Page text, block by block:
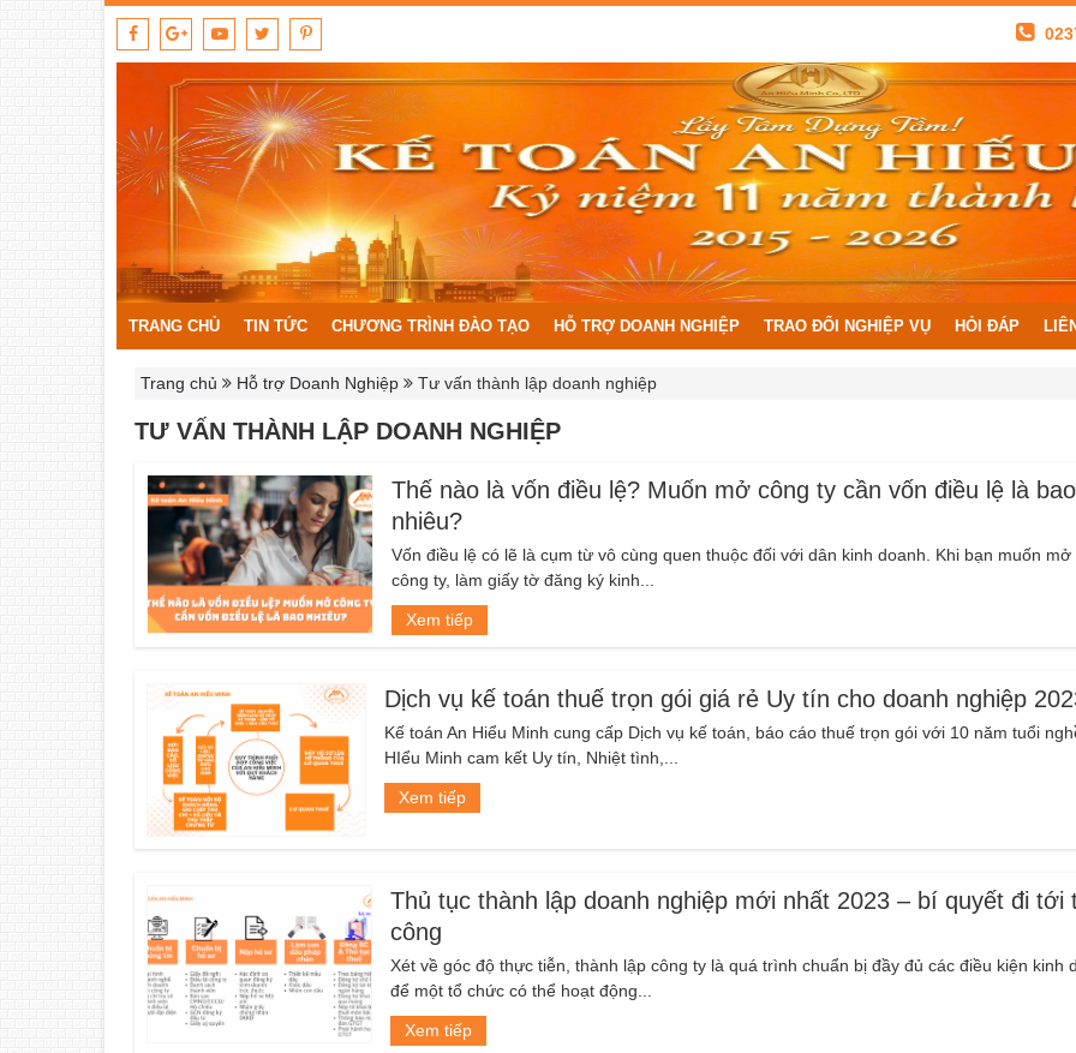
TRANG CHỦ TIN TỨC CHƯƠNG TRÌNH ĐÀO TẠO HỖ TRỢ DOANH NGHIỆP TRAO ĐỔI NGHIỆP VỤ HỎI ĐÁP
Trang chủ Hỗ trợ Doanh Nghiệp Tư vấn thành lập doanh nghiệp
TƯ VẤN THÀNH LẬP DOANH NGHIỆP
Thế nào là vốn điều lệ? Muốn mở công ty cần vốn điều lệ là bao
nhiêu?
Vốn điều lệ có lẽ là cụm từ vô cùng quen thuộc đối với dân kinh doanh. Khi bạn muốn mở
công ty, làm giấy tờ đăng ký kinh...
Xem tiếp
Dịch vụ kế toán thuế trọn gói giá rẻ Uy tín cho doanh nghiệp
Kế toán An Hiểu Minh cung cấp Dịch vụ kế toán, báo cáo thuế trọn gói với 10 năm tuổi
HIểu Minh cam kết Uy tín, Nhiệt tình,...
Xem tiếp
Thủ tục thành lập doanh nghiệp mới nhất 2023 – bí quyết đi tới
công
Xét về góc độ thực tiễn, thành lập công ty là quá trình chuẩn bị đầy đủ các điều kiện kinh
để một tổ chức có thể hoạt động...
Xem tiếp
Thùy Trang: Lựa chọn Trung tâm
kế toán An Hiểu Minh là một quyết
định sáng suốt của em.
“Kế toán ư???
toán trước khi học tại